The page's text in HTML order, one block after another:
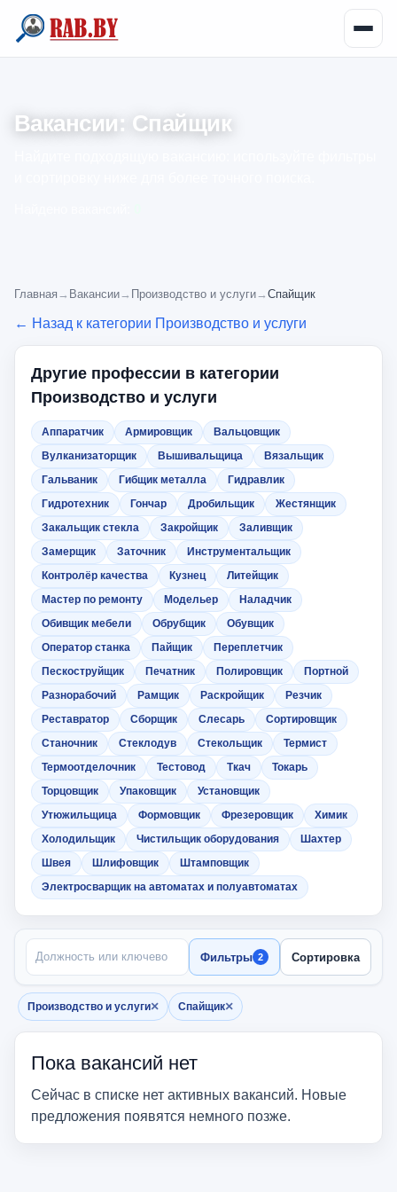
Вакансии: Спайщик
Главная → Вакансии→ Производство и услуги→ Спайщик
← Назад к категории Производство и услуги
Другие профессии в категории
Производство и услуги
Аппаратчик Армировщик
Вальцовщик
Вулканизаторщик
Вышивальщица
Вязальщик
Гальваник
Гибщик металла
Гидравлик
Гидротехник
Гончар Дробильщик
Жестянщик
Закальщик стекла
Закройщик
Заливщик
Замерщик
Заточник
Инструментальщик
Контролёр качества
Кузнец
Литейщик
Мастер по ремонту
Модельер
Наладчик
Обивщик мебели
Обрубщик
Обувщик
Оператор станка
Пайщик
Переплетчик
Пескоструйщик
Печатник Полировщик
Портной
Разнорабочий
Рамщик Раскройщик
Резчик
Реставратор
Сборщик Слесарь
Сортировщик
Станочник
Стеклодув Стекольщик
Термист
Термоотделочник
Тестовод Ткач
Токарь
Торцовщик
Упаковщик
Установщик
Утюжильщица
Формовщик Фрезеровщик
Химик
Холодильщик
Чистильщик оборудования
Шахтер
Швея
Шлифовщик
Штамповщик
Электросварщик на автоматах и полуавтоматах
ПОИСК ПО НАЗВАНИЮ
Фильтры 2 Сортировка
Производство и услуги×
Убрать фильтр
Спайщик×
Убрать фильтр
Пока вакансий нет
Сейчас в списке нет активных вакансий. Новые
предложения появятся немного позже.